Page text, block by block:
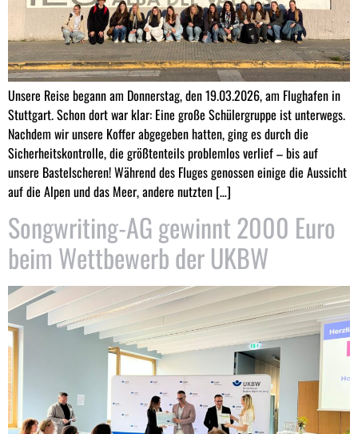
Unsere Reise begann am Donnerstag, den 19.03.2026, am Flughafen in
Stuttgart. Schon dort war klar: Eine große Schülergruppe ist unterwegs.
Nachdem wir unsere Koffer abgegeben hatten, ging es durch die
Sicherheitskontrolle, die größtenteils problemlos verlief – bis auf
unsere Bastelscheren! Während des Fluges genossen einige die Aussicht
auf die Alpen und das Meer, andere nutzten […]
Songwriting-AG gewinnt 2000 Euro
beim Wettbewerb der UKBW